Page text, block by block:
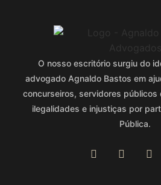
O nosso escritório surgiu do
advogado Agnaldo Bastos em
concurseiros, servidores públicos
ilegalidades e injustiças por
Pública.